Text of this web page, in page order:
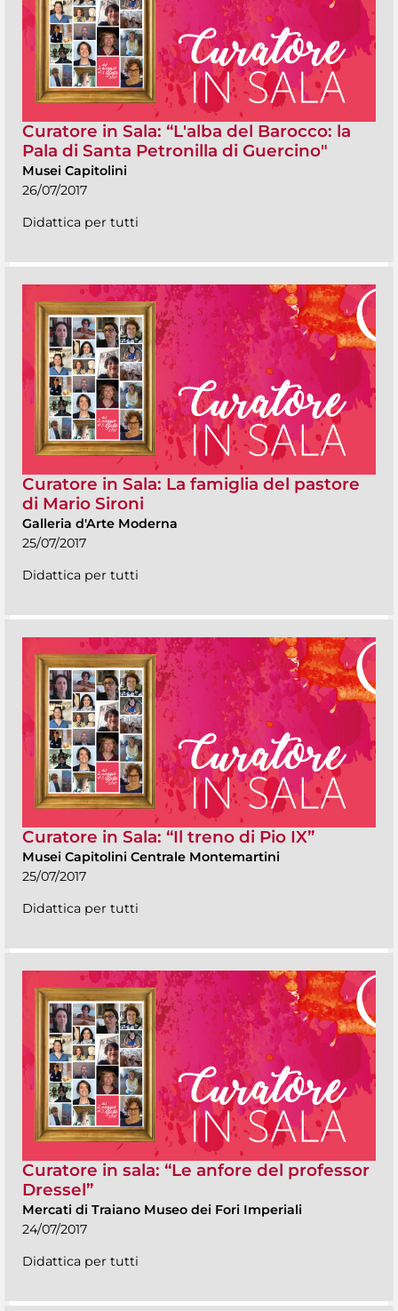
Curatore in Sala: “L'alba del Barocco: la
Pala di Santa Petronilla di Guercino"
Musei Capitolini
26/07/2017
Didattica per tutti
Curatore in Sala: La famiglia del pastore
di Mario Sironi
Galleria d'Arte Moderna
25/07/2017
Didattica per tutti
Curatore in Sala: “Il treno di Pio IX”
Musei Capitolini Centrale Montemartini
25/07/2017
Didattica per tutti
Curatore in sala: “Le anfore del professor
Dressel”
Mercati di Traiano Museo dei Fori Imperiali
24/07/2017
Didattica per tutti